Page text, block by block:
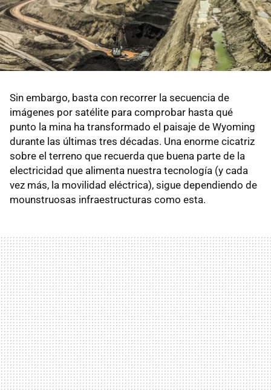
Sin embargo, basta con recorrer la secuencia de
imágenes por satélite para comprobar hasta qué
punto la mina ha transformado el paisaje de Wyoming
durante las últimas tres décadas. Una enorme cicatriz
sobre el terreno que recuerda que buena parte de la
electricidad que alimenta nuestra tecnología (y cada
vez más, la movilidad eléctrica), sigue dependiendo de
mounstruosas infraestructuras como esta.